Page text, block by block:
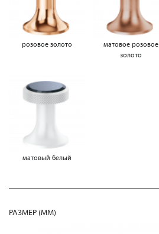
розовое золото
матовое розовое
золото
матовый белый
РАЗМЕР (MM)